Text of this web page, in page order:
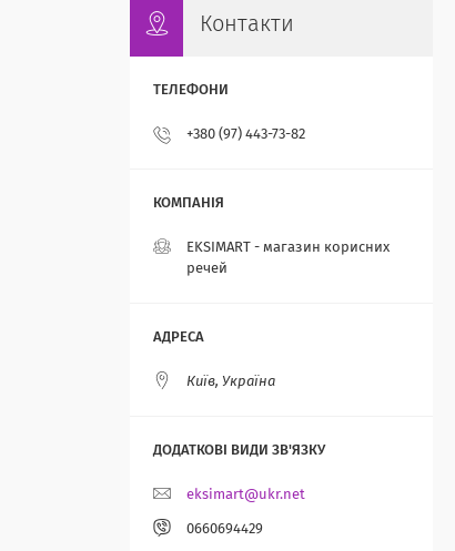
Контакти
+380 (97) 443-73-82
EKSIMART - магазин корисних
речей
Київ, Україна
eksimart@ukr.net
0660694429